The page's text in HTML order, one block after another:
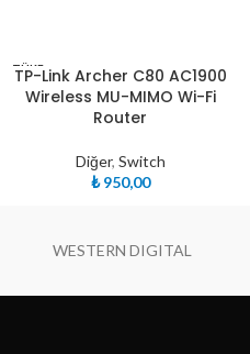
TÜKE
NDI
TP-Link Archer C80 AC1900
Wireless MU-MIMO Wi-Fi
Router
Diğer, Switch
₺950,00
WESTERN DIGITAL